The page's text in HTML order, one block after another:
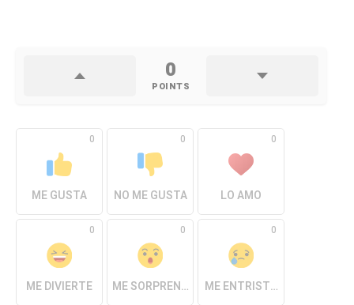
0
POINTS
0
ME GUSTA
0
NO ME GUSTA
0
LO AMO
0
ME DIVIERTE
0
ME SORPRENDE
0
ME ENTRISTECE